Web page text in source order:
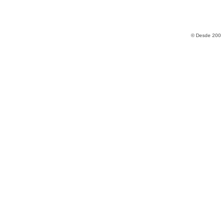
© Desde